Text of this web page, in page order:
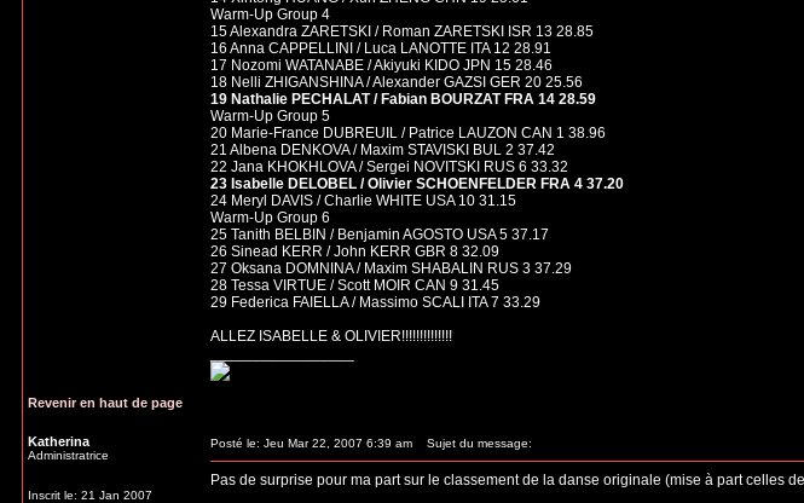
Warm-Up Group 4
15 Alexandra ZARETSKI / Roman ZARETSKI ISR 13 28.85
16 Anna CAPPELLINI / Luca LANOTTE ITA 12 28.91
17 Nozomi WATANABE / Akiyuki KIDO JPN 15 28.46
18 Nelli ZHIGANSHINA / Alexander GAZSI GER 20 25.56
19 Nathalie PECHALAT / Fabian BOURZAT FRA 14 28.59
Warm-Up Group 5
20 Marie-France DUBREUIL / Patrice LAUZON CAN 1 38.96
21 Albena DENKOVA / Maxim STAVISKI BUL 2 37.42
22 Jana KHOKHLOVA / Sergei NOVITSKI RUS 6 33.32
23 Isabelle DELOBEL / Olivier SCHOENFELDER FRA 4 37.20
24 Meryl DAVIS / Charlie WHITE USA 10 31.15
Warm-Up Group 6
25 Tanith BELBIN / Benjamin AGOSTO USA 5 37.17
26 Sinead KERR / John KERR GBR 8 32.09
27 Oksana DOMNINA / Maxim SHABALIN RUS 3 37.29
28 Tessa VIRTUE / Scott MOIR CAN 9 31.45
29 Federica FAIELLA / Massimo SCALI ITA 7 33.29
ALLEZ ISABELLE & OLIVIER!!!!!!!!!!!!!!
Revenir en haut de page
Katherina
Administratrice
Inscrit le: 21 Jan 2007
Posté le: Jeu Mar 22, 2007 6:39 am Sujet du message:
Pas de surprise pour ma part sur le classement de la danse originale (mise à part celles